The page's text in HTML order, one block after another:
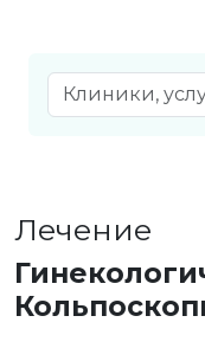
Лечение